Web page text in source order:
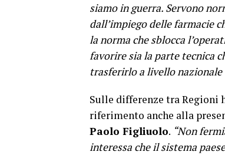
siamo in guerra. Servono
dall’impiego delle farmacie
la norma che sblocca
favorire sia la parte tecnica
trasferirlo a livello
Sulle differenze tra Regioni
riferimento anche alla
Paolo Figliuolo. “Non
interessa che il sistema